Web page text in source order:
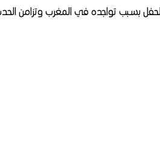
بسبب تواجده في المغرب وتزامن